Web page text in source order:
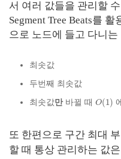
서 여러 값들을 관리할
Segment Tree Beats를
으로 노드에 들고 다니는
최솟값
두번째 최솟값
최솟값만바뀔 때 O(1)
또 한편으로 구간 최대
할 때 통상 관리하는 값